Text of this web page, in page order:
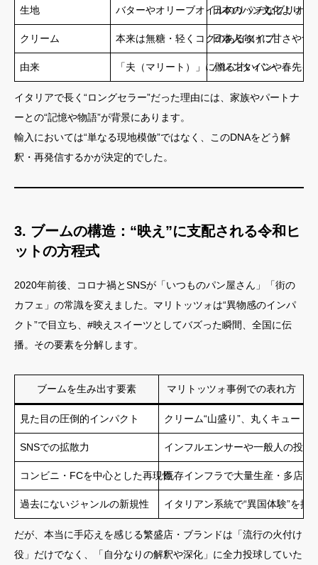
生地 バターやオリーブオイルのリッチなブリオッ
日本のパン文化よりミ
クリーム 本来は無糖・轻くコクのあるタイプ
日本人向けに甘さや食
由来 「夫（マリート）」に贈る甘いパン
バレンタインや春先イ
イタリアで長く“ロングセラー”だった理由には、家族やパートナ
ーとの“記憶や物語”が背景にあります。
輸入においては“単なる現地模倣”ではなく、このDNAをどう解
釈・再発信するかが決定的でした。
3. ブームの構造：“映え”に支配される令和ヒ
ットの方程式
2020年前後、コロナ禍とSNSが「いつものパン屋さん」「街の
カフェ」の常識を変えました。マリトッツォは“異物感のインパ
クト”で目立ち、#映えスイーツとしてバズった瞬間、全国に伝
播。その要素を分解します。
ブームを生み出す要素 マリトッツォ事例での表れ方
見た目の圧倒的インパクト クリーム“山盛り”、丸くキュート
SNSでの拡散力 インフルエンサーや一般人の投稿
コンビニ・FCを中心とした再現性既存インフラで大量生産・多店舗
過去にないジャンルの新規性 イタリアン系統で“異国体験”を提
だが、本当に手応えを感じる繁盛店・ブランドは「流行の火付け
役」だけでなく、「自分なりの解釈や深化」に全力投球していた